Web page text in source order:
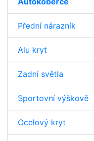
Přední nárazník
Alu kryt
Zadní světla
Sportovní výškově
Ocelový kryt